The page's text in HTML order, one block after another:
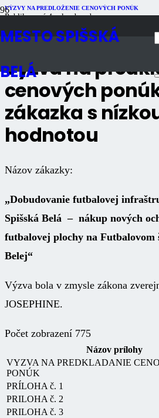
MESTO SPIŠSKÁ
BELÁ
VÝZVY NA PREDLOŽENIE CENOVÝCH PONÚK
Publikované4 roky dozadu
Výzva na
cenových
zákazka s
hodnotou
Názov zákazky:
„Dobudovanie futbalovej
Spišská Belá – nákup nových
futbalovej plochy na Futbalovom
Belej“
Výzva bola v zmysle zákona
JOSEPHINE.
Počet zobrazení 775
Názov prílohy
VYZVA NA PREDKLADANIE
PONÚK
PRÍLOHA č. 1
PRILOHA č. 2
PRILOHA č. 3